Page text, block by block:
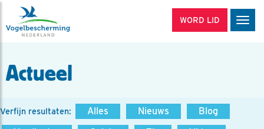
WORD LID
Actueel
Verfijn resultaten: Alles Nieuws
Blog